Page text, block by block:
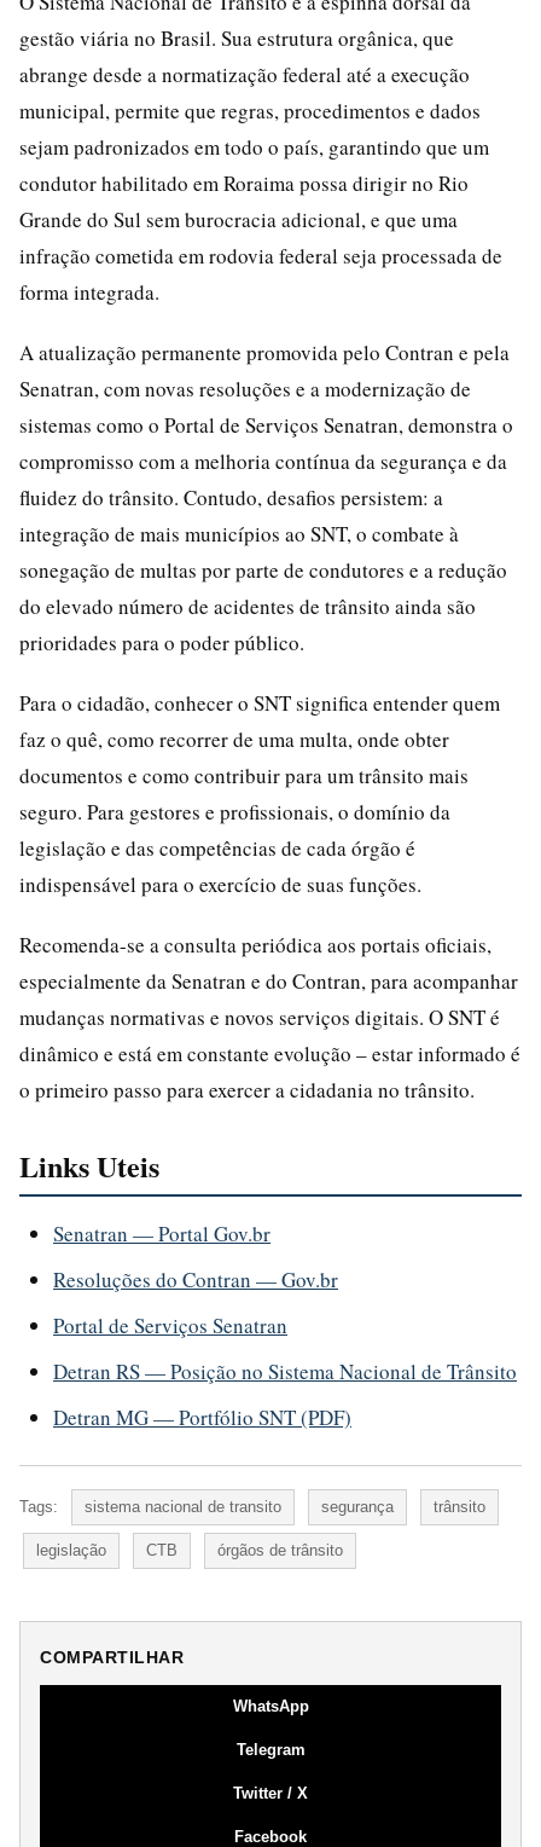
gestão viária no Brasil. Sua estrutura orgânica, que
abrange desde a normatização federal até a execução
municipal, permite que regras, procedimentos e dados
sejam padronizados em todo o país, garantindo que um
condutor habilitado em Roraima possa dirigir no Rio
Grande do Sul sem burocracia adicional, e que uma
infração cometida em rodovia federal seja processada de
forma integrada.
A atualização permanente promovida pelo Contran e pela
Senatran, com novas resoluções e a modernização de
sistemas como o Portal de Serviços Senatran, demonstra o
compromisso com a melhoria contínua da segurança e da
fluidez do trânsito. Contudo, desafios persistem: a
integração de mais municípios ao SNT, o combate à
sonegação de multas por parte de condutores e a redução
do elevado número de acidentes de trânsito ainda são
prioridades para o poder público.
Para o cidadão, conhecer o SNT significa entender quem
faz o quê, como recorrer de uma multa, onde obter
documentos e como contribuir para um trânsito mais
seguro. Para gestores e profissionais, o domínio da
legislação e das competências de cada órgão é
indispensável para o exercício de suas funções.
Recomenda-se a consulta periódica aos portais oficiais,
especialmente da Senatran e do Contran, para acompanhar
mudanças normativas e novos serviços digitais. O SNT é
dinâmico e está em constante evolução – estar informado é
o primeiro passo para exercer a cidadania no trânsito.
Links Uteis
Senatran — Portal Gov.br
Resoluções do Contran — Gov.br
Portal de Serviços Senatran
Detran RS — Posição no Sistema Nacional de Trânsito
Detran MG — Portfólio SNT (PDF)
Tags: sistema nacional de transito segurança trânsito
legislação CTB órgãos de trânsito
COMPARTILHAR
WhatsApp
Telegram
Twitter / X
Facebook